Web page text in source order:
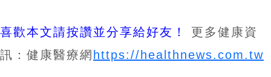
喜歡本文請按讚並分享給好友！
更多健康資
訊：健康醫療網 https://healthnews.com.tw